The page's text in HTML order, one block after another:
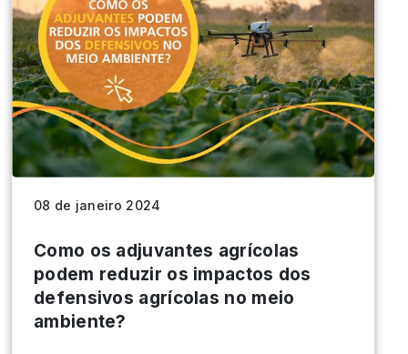
08 de janeiro 2024
Como os adjuvantes agrícolas
podem reduzir os impactos dos
defensivos agrícolas no meio
ambiente?